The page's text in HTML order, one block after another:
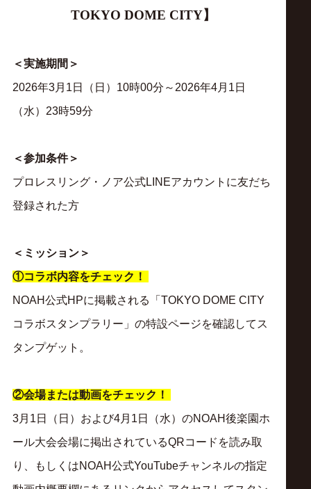
ア
公
式
サ
イ
ト
TOKYO DOME CITY】
＜実施期間＞
2026年3月1日（日）10時00分～2026年4月1日
（水）23時59分
＜参加条件＞
プロレスリング・ノア公式LINEアカウントに友だち
登録された方
＜ミッション＞
①コラボ内容をチェック！
NOAH公式HPに掲載される「TOKYO DOME CITY
コラボスタンプラリー」の特設ページを確認してス
タンプゲット。
②会場または動画をチェック！
3月1日（日）および4月1日（水）のNOAH後楽園ホ
ール大会会場に掲出されているQRコードを読み取
り、もしくはNOAH公式YouTubeチャンネルの指定